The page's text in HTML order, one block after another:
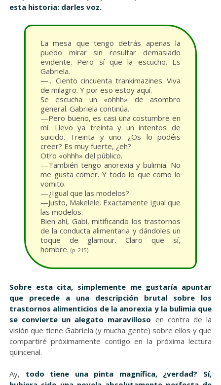
esta historia: darles voz.
La mesa que tengo detrás apenas la
puedo mirar sin resultar demasiado
evidente. Pero sí que la escucho. Es
Gabriela.
—... Ciento cincuenta trankimazines. Viva
de milagro. Y por eso estoy aquí.
Se escucha un «ohhh» de asombro
general. Gabriela continúa.
—Pero bueno, es casi una costumbre en
mí. Llevo ya treinta y un intentos de
suicido. Treinta y uno. ¿Os lo podéis
creer? Es muy fuerte, ¿eh?
Otro «ohhh» del público.
—También tengo anorexia y bulimia. No
me gusta comer. Y todo lo que como lo
vomito.
—¿Igual que las modelos?
—Justo, Makelele. Exactamente igual que
las modelos.
Bien ahí, Gabi, mitificando los trastornos
de la conducta alimentaria y dándoles un
toque de glamour. Claro que sí,
hombre. (p. 215)
Sobre esta cita, simplemente me gustaría apuntar
que precede a una descripción brutal sobre los
trastornos alimenticios de la anorexia y la bulimia que
se convierte un alegato maravilloso en contra de la
visión que tiene Gabriela (y mucha gente) sobre ellos y que
compartiré próximamente contigo en la próxima lectura
quincenal.
Ay, todo tiene una pinta magnífica, ¿verdad? Sí,